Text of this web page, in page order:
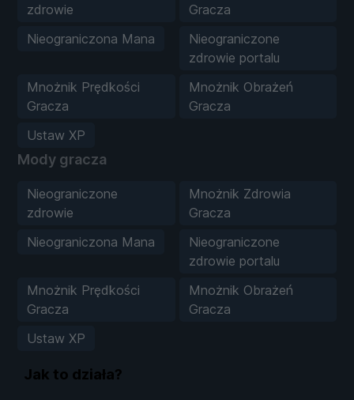
zdrowie
Gracza
Nieograniczona Mana
Nieograniczone
zdrowie portalu
Mnożnik Prędkości
Gracza
Mnożnik Obrażeń
Gracza
Ustaw XP
Mody gracza
Nieograniczone
zdrowie
Mnożnik Zdrowia
Gracza
Nieograniczona Mana
Nieograniczone
zdrowie portalu
Mnożnik Prędkości
Gracza
Mnożnik Obrażeń
Gracza
Ustaw XP
Jak to działa?